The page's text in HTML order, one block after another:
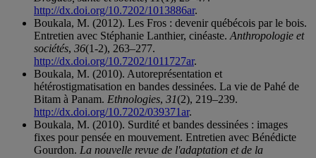
http://dx.doi.org/10.7202/1013886ar.
Boukala, M. (2012). Les Fros : devenir québécois par le bois.
Entretien avec Stéphanie Lanthier, cinéaste. Anthropologie et
sociétés, 36(1-2), 263–277.
http://dx.doi.org/10.7202/1011727ar.
Boukala, M. (2010). Autoreprésentation et
hétérostigmatisation en bandes dessinées. La vie de Pahé de
Bitam à Panam. Ethnologies, 31(2), 219–239.
http://dx.doi.org/10.7202/039371ar.
Boukala, M. (2010). Surdité et bandes dessinées : images
fixes pour pensée en mouvement. Entretien avec Bénédicte
Gourdon. La nouvelle revue de l'adaptation et de la